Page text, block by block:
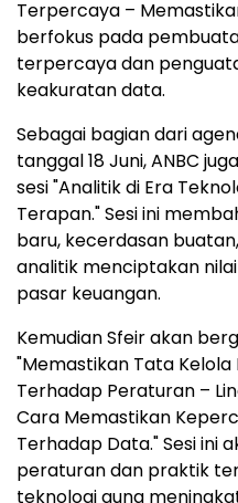
Terpercaya –
berfokus pada
terpercaya dan
keakuratan data.
Sebagai bagian dari
tanggal 18 Juni, ANBC
sesi "Analitik di Era
Terapan." Sesi ini
baru, kecerdasan
analitik menciptakan
pasar keuangan.
Kemudian Sfeir akan
"Memastikan Tata
Terhadap Peraturan –
Cara Memastikan
Terhadap Data." Sesi ini
peraturan dan praktik
teknologi guna